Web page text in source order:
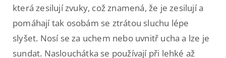
která zesilují zvuky, což znamená, že je zesilují a
pomáhají tak osobám se ztrátou sluchu lépe
slyšet. Nosí se za uchem nebo uvnitř ucha a lze je
sundat. Naslouchátka se používají při lehké až